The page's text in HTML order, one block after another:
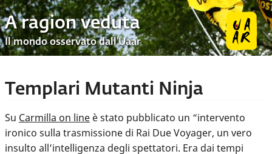
A ragion veduta
Il mondo osservato dall’Uaar
Templari Mutanti Ninja
Su Carmilla on line è stato pubblicato un “intervento
ironico sulla trasmissione di Rai Due Voyager, un vero
insulto all’intelligenza degli spettatori. Era dai tempi